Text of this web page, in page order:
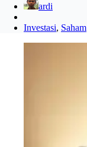
ardi
Investasi, Saham